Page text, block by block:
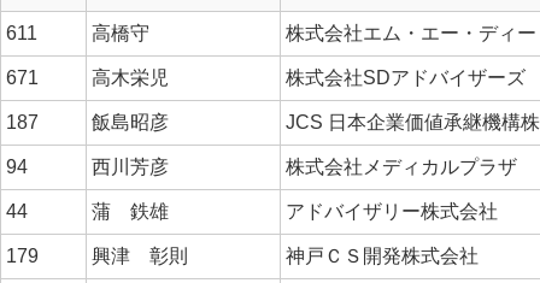
611 高橋守 株式会社エム・エー・ディー
671 高木栄児 株式会社SDアドバイザーズ
187 飯島昭彦 JCS 日本企業価値承継機構
94 西川芳彦 株式会社メディカルプラザ
44 蒲 鉄雄 アドバイザリー株式会社
179 興津 彰則 神戸ＣＳ開発株式会社